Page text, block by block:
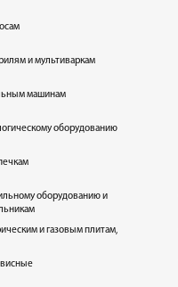
и мультиваркам
машинам
оборудованию
оборудованию и
и газовым плитам,